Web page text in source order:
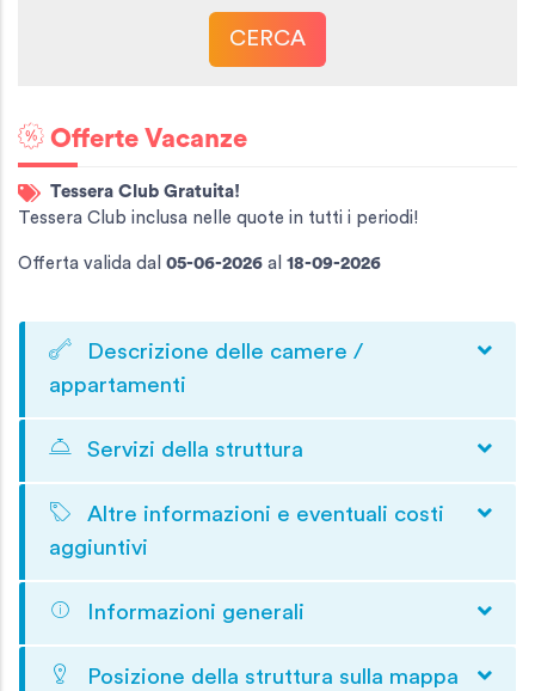
CERCA
Offerte Vacanze
Tessera Club Gratuita!
Tessera Club inclusa nelle quote in tutti i periodi!
Offerta valida dal 05-06-2026 al 18-09-2026
Descrizione delle camere /
appartamenti
Servizi della struttura
Altre informazioni e eventuali costi
aggiuntivi
Informazioni generali
Posizione della struttura sulla mappa